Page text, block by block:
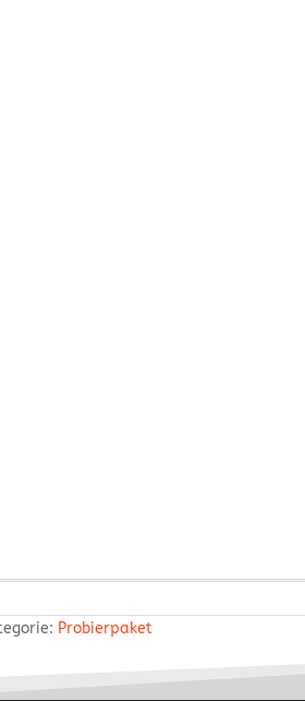
Probierpaket